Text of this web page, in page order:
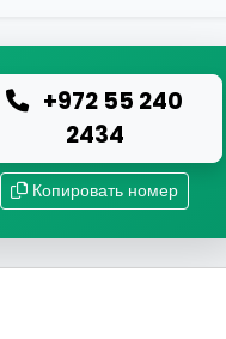
+972 55 240
2434
Копировать номер